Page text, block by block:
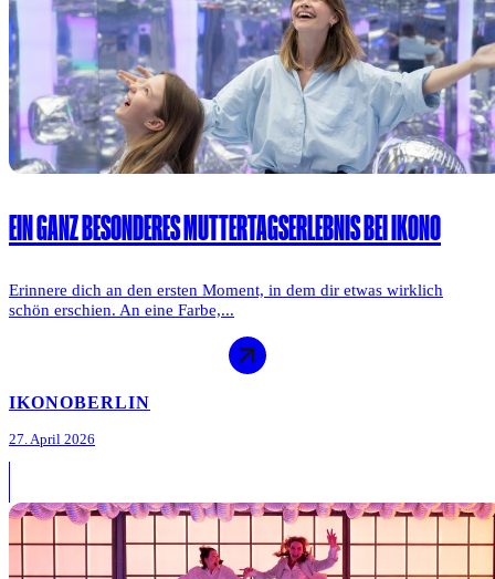
EIN GANZ BESONDERES MUTTERTAGSERLEBNIS BEI IKONO
Erinnere dich an den ersten Moment, in dem dir etwas wirklich
schön erschien. An eine Farbe,...
IKONOBERLIN
27. April 2026